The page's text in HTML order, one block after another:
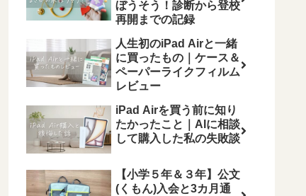
ぼうそう！診断から登校
再開までの記録
人生初のiPad Airと一緒
に買ったもの｜ケース＆
ペーパーライクフィルム
レビュー
iPad Airを買う前に知り
たかったこと｜AIに相談
して購入した私の失敗談
【小学５年＆３年】公文
(くもん)入会と3カ月通